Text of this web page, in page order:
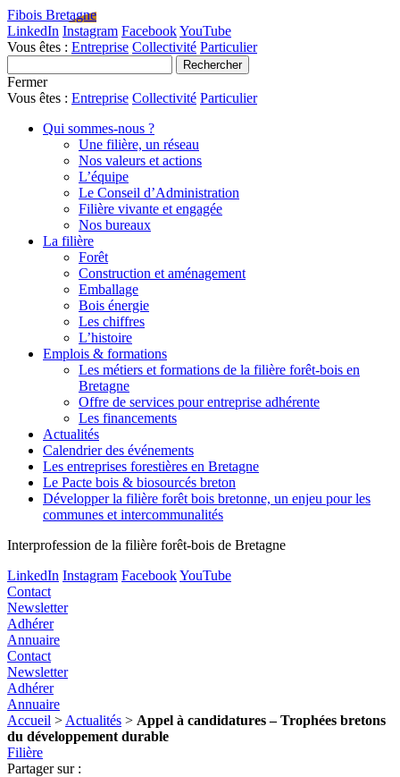
Fibois Bretagne
LinkedIn Instagram FacebookYouTube
Vous êtes : Entreprise Collectivité Particulier
Fermer
Vous êtes : Entreprise Collectivité Particulier
Qui sommes-nous ?
Une filière, un réseau
Nos valeurs et actions
L’équipe
Le Conseil d’Administration
Filière vivante et engagée
Nos bureaux
La filière
Forêt
Construction et aménagement
Emballage
Bois énergie
Les chiffres
L’histoire
Emplois & formations
Les métiers et formations de la filière forêt-bois en
Bretagne
Offre de services pour entreprise adhérente
Les financements
Actualités
Calendrier des événements
Les entreprises forestières en Bretagne
Le Pacte bois & biosourcés breton
Développer la filière forêt bois bretonne, un enjeu pour les
communes et intercommunalités
Interprofession de la filière forêt-bois de Bretagne
LinkedIn Instagram FacebookYouTube
Contact
Newsletter
Adhérer
Annuaire
Contact
Newsletter
Adhérer
Annuaire
Accueil > Actualités > Appel à candidatures – Trophées bretons
du développement durable
Filière
Partager sur :